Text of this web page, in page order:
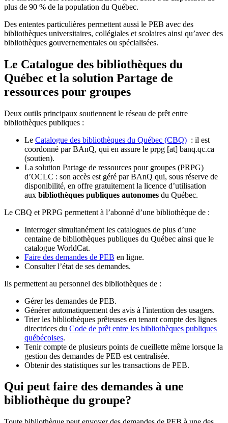
plus de 90 % de la population du Québec.
Des ententes particulières permettent aussi le PEB avec des
bibliothèques universitaires, collégiales et scolaires ainsi qu’avec des
bibliothèques gouvernementales ou spécialisées.
Le Catalogue des bibliothèques du
Québec et la solution Partage de
ressources pour groupes
Deux outils principaux soutiennent le réseau de prêt entre
bibliothèques publiques :
Le Catalogue des bibliothèques du Québec (CBQ) : il est
coordonné par BAnQ, qui en assure le prpg [at] banq.qc.ca
(soutien).
La solution Partage de ressources pour groupes (PRPG)
d’OCLC : son accès est géré par BAnQ qui, sous réserve de
disponibilité, en offre gratuitement la licence d’utilisation
aux bibliothèques publiques autonomes du Québec.
Le CBQ et PRPG permettent à l’abonné d’une bibliothèque de :
Interroger simultanément les catalogues de plus d’une
centaine de bibliothèques publiques du Québec ainsi que le
catalogue WorldCat.
Faire des demandes de PEB en ligne.
Consulter l’état de ses demandes.
Ils permettent au personnel des bibliothèques de :
Gérer les demandes de PEB.
Générer automatiquement des avis à l'intention des usagers.
Trier les bibliothèques prêteuses en tenant compte des lignes
directrices du Code de prêt entre les bibliothèques publiques
québécoises.
Tenir compte de plusieurs points de cueillette même lorsque la
gestion des demandes de PEB est centralisée.
Obtenir des statistiques sur les transactions de PEB.
Qui peut faire des demandes à une
bibliothèque du groupe?